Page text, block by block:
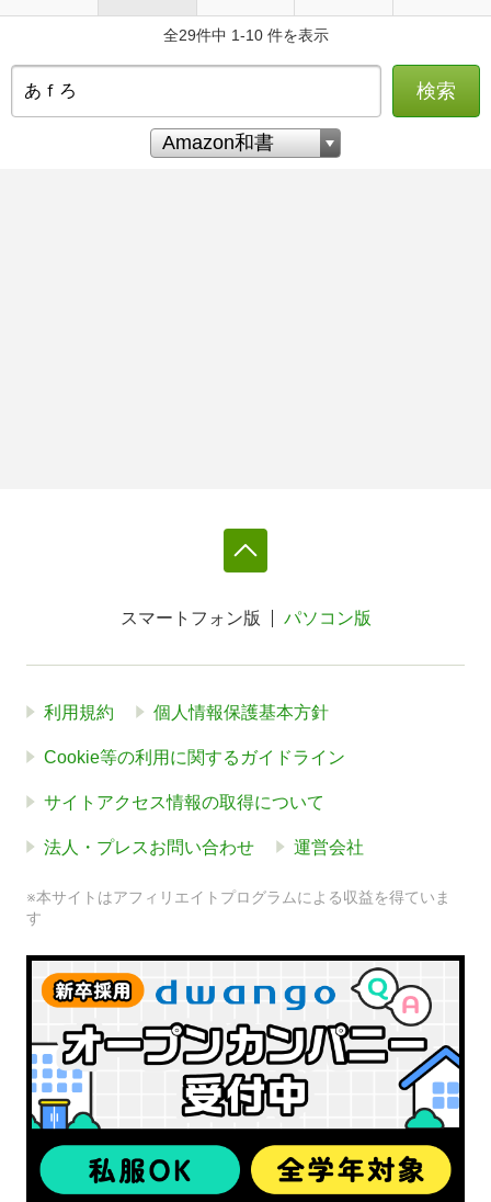
全29件中 1-10 件を表示
検索
スマートフォン版 パソコン版
利用規約 個人情報保護基本方針
Cookie等の利用に関するガイドライン
サイトアクセス情報の取得について
法人・プレスお問い合わせ 運営会社
※本サイトはアフィリエイトプログラムによる収益を得ていま
す